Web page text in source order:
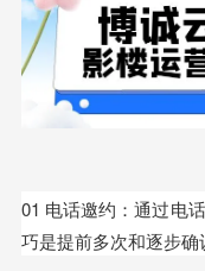
01 电话邀约：通过电
巧是提前多次和逐步确